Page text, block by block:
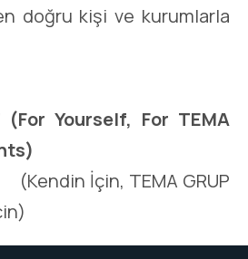
doğru kişi ve kurumlarla
(For Yourself, For TEMA
TEMA GRUP